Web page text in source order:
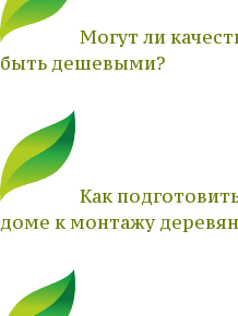
Могут ли
быть дешевыми?
Как
доме к монтажу